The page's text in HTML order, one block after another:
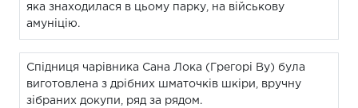
яка знаходилася в цьому парку, на військову
амуніцію.
Спідниця чарівника Сана Лока (Грегорі Ву) була
виготовлена з дрібних шматочків шкіри, вручну
зібраних докупи, ряд за рядом.